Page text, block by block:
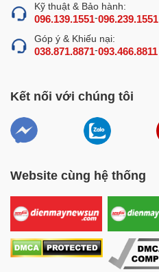
Kỹ thuật & Bảo hành:
096.139.1551-096.239.1551
Góp ý & Khiếu nại:
038.871.8871-093.466.8811
Kết nối với chúng tôi
Website cùng hệ thống